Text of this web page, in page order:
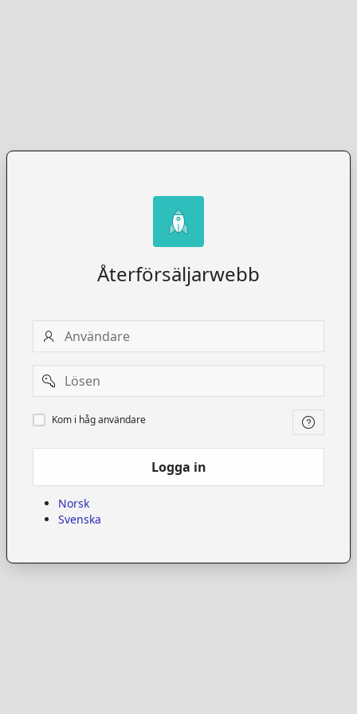
Återförsäljarwebb
Användare
Password
Kom
i
Kom i håg användare
Logga in
Norsk
Svenska